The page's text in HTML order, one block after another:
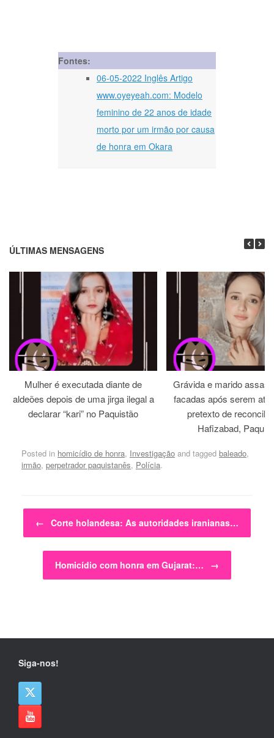
Fontes:
06-05-2022 Inglês Artigo
www.oyeyeah.com: Modelo
feminino de 22 anos de idade
morto por um irmão por causa
de honra em Okara
ÚLTIMAS MENSAGENS
Mulher é executada diante de
aldeões depois de uma jirga ilegal a
declarar “kari” no Paquistão
Grávida e marido
facadas após serem
pretexto de
Hafizabad,
Posted in homicídio de honra, Investigação and tagged baleado,
irmão, perpetrador paquistanês, Polícia.
Post navigation
← Corte holandesa: As autoridades iranianas…
Homicídio com honra em Gujarat:… →
Siga-nos!